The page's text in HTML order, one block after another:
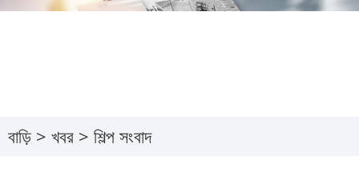
বাড়ি > খবর > শিল্প সংবাদ